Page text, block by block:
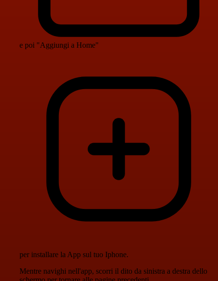
e poi "Aggiungi a Home"
per installare la App sul tuo Iphone.
Mentre navighi nell'app, scorri il dito da sinistra a destra dello